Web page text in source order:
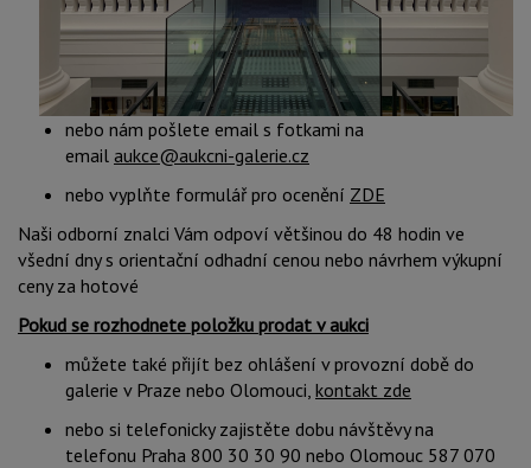
nebo nám pošlete email s fotkami na
email aukce@aukcni-galerie.cz
nebo vyplňte formulář pro ocenění ZDE
Naši odborní znalci Vám odpoví většinou do 48 hodin ve
všední dny s orientační odhadní cenou nebo návrhem výkupní
ceny za hotové
Pokud se rozhodnete položku prodat v aukci
můžete také přijít bez ohlášení v provozní době do
galerie v Praze nebo Olomouci, kontakt zde
nebo si telefonicky zajistěte dobu návštěvy na
telefonu Praha 800 30 30 90 nebo Olomouc 587 070